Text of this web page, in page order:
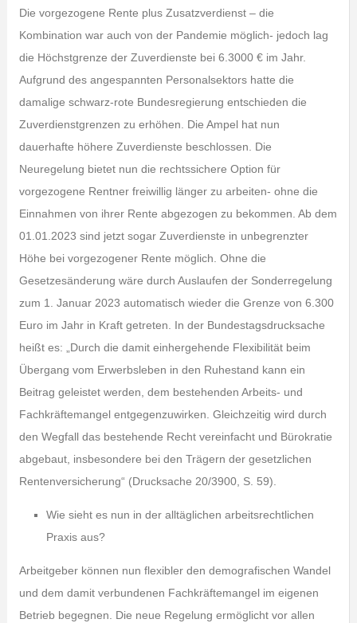
Die vorgezogene Rente plus Zusatzverdienst – die
Kombination war auch von der Pandemie möglich- jedoch lag
die Höchstgrenze der Zuverdienste bei 6.3000 € im Jahr.
Aufgrund des angespannten Personalsektors hatte die
damalige schwarz-rote Bundesregierung entschieden die
Zuverdienstgrenzen zu erhöhen. Die Ampel hat nun
dauerhafte höhere Zuverdienste beschlossen. Die
Neuregelung bietet nun die rechtssichere Option für
vorgezogene Rentner freiwillig länger zu arbeiten- ohne die
Einnahmen von ihrer Rente abgezogen zu bekommen. Ab dem
01.01.2023 sind jetzt sogar Zuverdienste in unbegrenzter
Höhe bei vorgezogener Rente möglich. Ohne die
Gesetzesänderung wäre durch Auslaufen der Sonderregelung
zum 1. Januar 2023 automatisch wieder die Grenze von 6.300
Euro im Jahr in Kraft getreten. In der Bundestagsdrucksache
heißt es: „Durch die damit einhergehende Flexibilität beim
Übergang vom Erwerbsleben in den Ruhestand kann ein
Beitrag geleistet werden, dem bestehenden Arbeits- und
Fachkräftemangel entgegenzuwirken. Gleichzeitig wird durch
den Wegfall das bestehende Recht vereinfacht und Bürokratie
abgebaut, insbesondere bei den Trägern der gesetzlichen
Rentenversicherung“ (Drucksache 20/3900, S. 59).
Wie sieht es nun in der alltäglichen arbeitsrechtlichen
Praxis aus?
Arbeitgeber können nun flexibler den demografischen Wandel
und dem damit verbundenen Fachkräftemangel im eigenen
Betrieb begegnen. Die neue Regelung ermöglicht vor allen